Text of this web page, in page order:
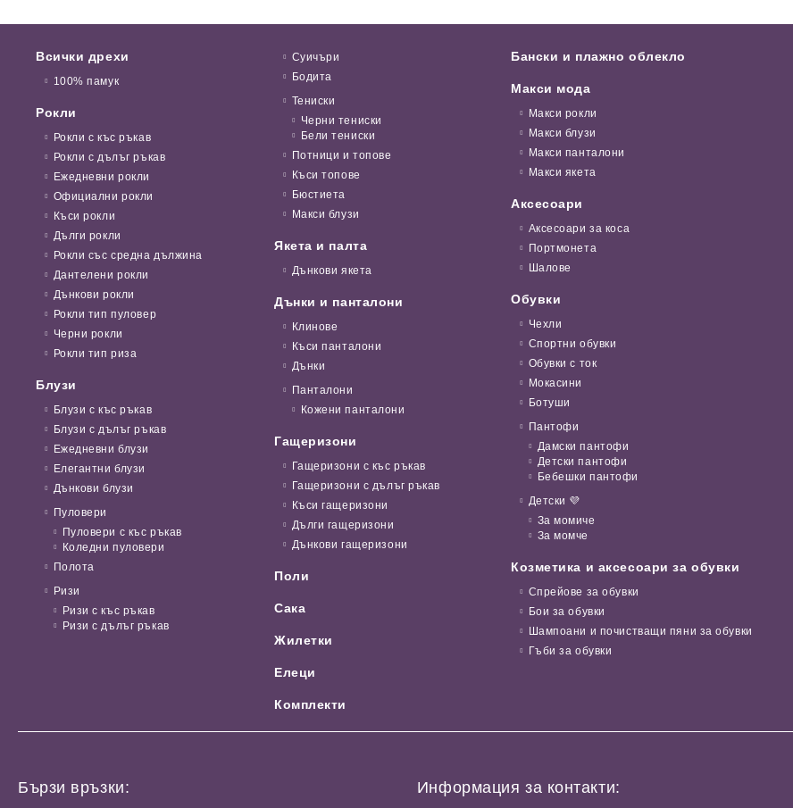
Всички дрехи
100% памук
Рокли
Рокли с къс ръкав
Рокли с дълъг ръкав
Ежедневни рокли
Официални рокли
Къси рокли
Дълги рокли
Рокли със средна дължина
Дантелени рокли
Дънкови рокли
Рокли тип пуловер
Черни рокли
Рокли тип риза
Блузи
Блузи с къс ръкав
Блузи с дълъг ръкав
Ежедневни блузи
Елегантни блузи
Дънкови блузи
Пуловери
Пуловери с къс ръкав
Коледни пуловери
Полота
Ризи
Ризи с къс ръкав
Ризи с дълъг ръкав
Суичъри
Бодита
Тениски
Черни тениски
Бели тениски
Потници и топове
Къси топове
Бюстиета
Макси блузи
Якета и палта
Дънкови якета
Дънки и панталони
Клинове
Къси панталони
Дънки
Панталони
Кожени панталони
Гащеризони
Гащеризони с къс ръкав
Гащеризони с дълъг ръкав
Къси гащеризони
Дълги гащеризони
Дънкови гащеризони
Поли
Сака
Жилетки
Елеци
Комплекти
Бански и плажно облекло
Макси мода
Макси рокли
Макси блузи
Макси панталони
Макси якета
Аксесоари
Аксесоари за коса
Портмонета
Шалове
Обувки
Чехли
Спортни обувки
Обувки с ток
Мокасини
Ботуши
Пантофи
Дамски пантофи
Детски пантофи
Бебешки пантофи
Детски 💜
За момиче
За момче
Козметика и аксесоари за обувки
Спрейове за обувки
Бои за обувки
Шампоани и почистващи пяни за обувки
Гъби за обувки
Бързи връзки:
Информация за контакти: